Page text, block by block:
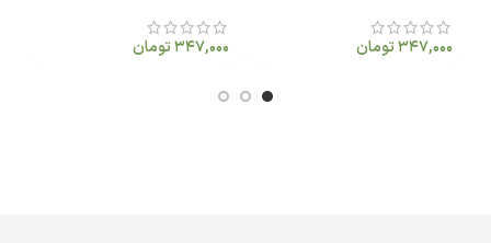
347,000تومان 347,000تومان